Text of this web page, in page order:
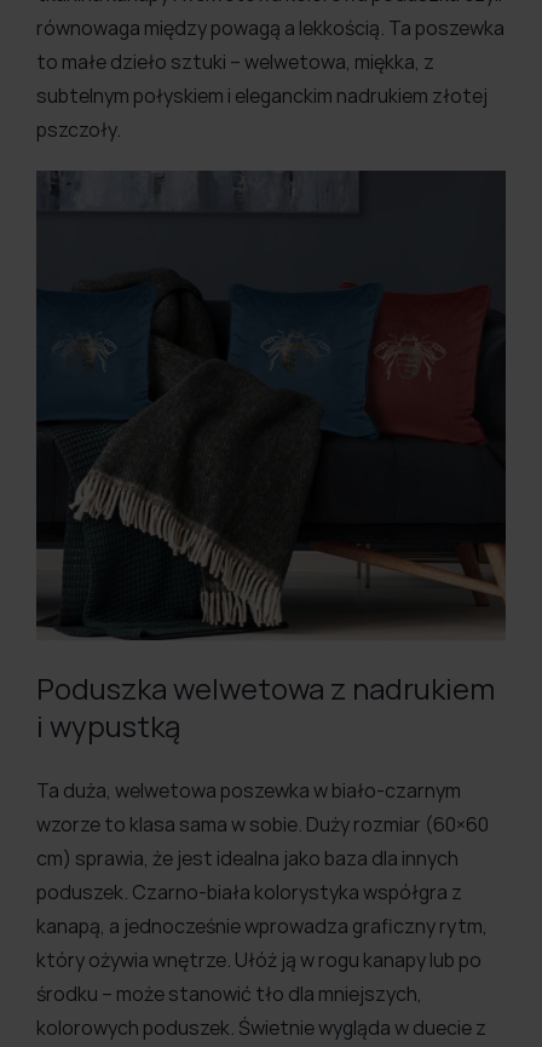
równowaga między powagą a lekkością. Ta poszewka
to małe dzieło sztuki – welwetowa, miękka, z
subtelnym połyskiem i eleganckim nadrukiem złotej
pszczoły.
Poduszka welwetowa z nadrukiem
i wypustką
Ta duża, welwetowa poszewka w biało-czarnym
wzorze to klasa sama w sobie. Duży rozmiar (60×60
cm) sprawia, że jest idealna jako baza dla innych
poduszek. Czarno-biała kolorystyka współgra z
kanapą, a jednocześnie wprowadza graficzny rytm,
który ożywia wnętrze. Ułóż ją w rogu kanapy lub po
środku – może stanowić tło dla mniejszych,
kolorowych poduszek. Świetnie wygląda w duecie z